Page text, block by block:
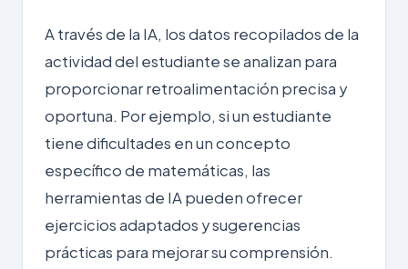
A través de la IA, los datos recopilados de la
actividad del estudiante se analizan para
proporcionar retroalimentación precisa y
oportuna. Por ejemplo, si un estudiante
tiene dificultades en un concepto
específico de matemáticas, las
herramientas de IA pueden ofrecer
ejercicios adaptados y sugerencias
prácticas para mejorar su comprensión.